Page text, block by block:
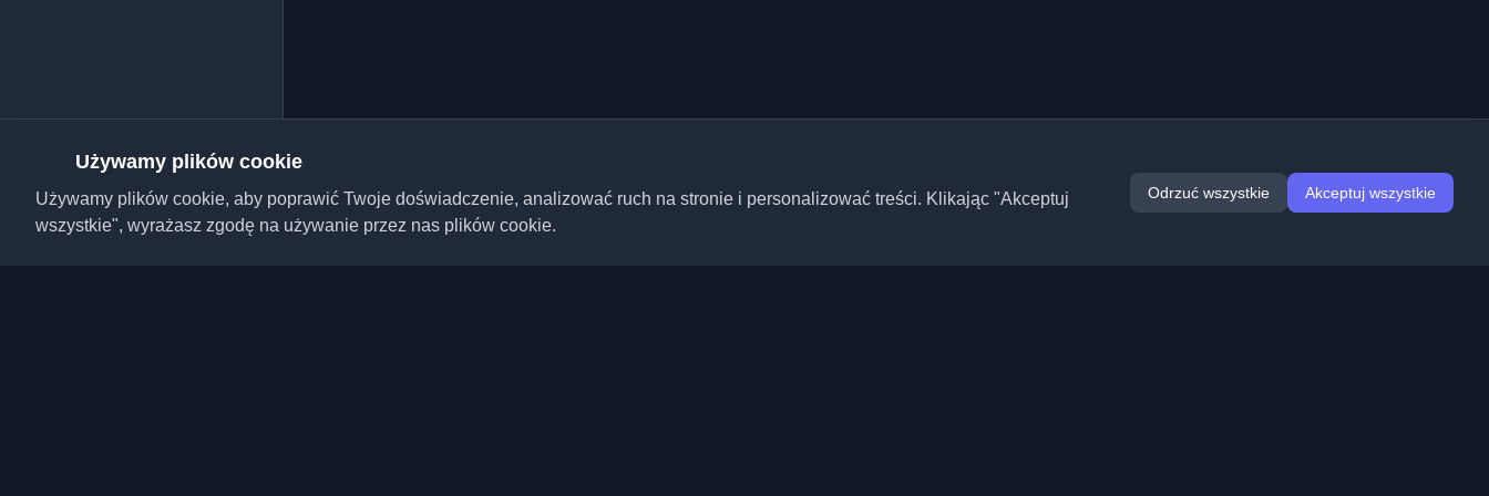
Używamy plików cookie
Używamy plików cookie, aby poprawić Twoje doświadczenie, analizować ruch na stronie i personalizować treści. Klikając "Akceptuj
wszystkie", wyrażasz zgodę na używanie przez nas plików cookie.
Odrzuć wszystkie Akceptuj wszystkie